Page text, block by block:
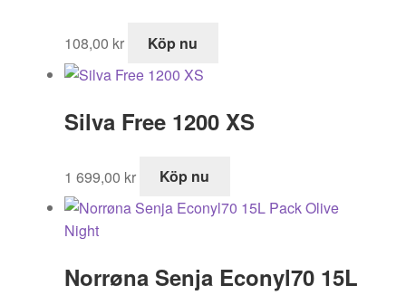
108,00 kr Köp nu
Silva Free 1200 XS
1 699,00 kr Köp nu
Norrøna Senja Econyl70 15L